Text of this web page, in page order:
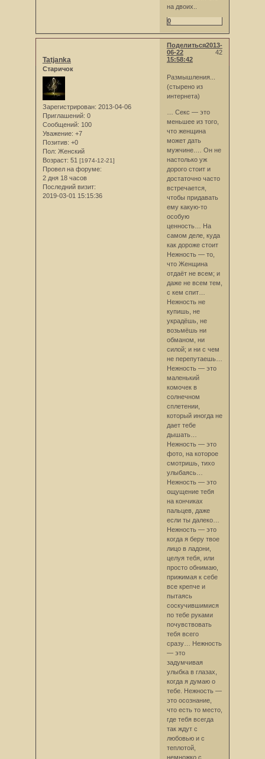
на двоих..
0
Поделиться
42
2013-
06-22
15:58:42
Tatjanka
Старичок
Зарегистрирован: 2013-04-06
Приглашений: 0
Сообщений: 100
Уважение: +7
Позитив: +0
Пол: Женский
Возраст: 51 [1974-12-21]
Провел на форуме:
2 дня 18 часов
Последний визит:
2019-03-01 15:15:36
Размышления...
(стырено из
интернета)
… Секс — это
меньшее из того,
что женщина
может дать
мужчине.… Он не
настолько уж
дорого стоит и
достаточно часто
встречается,
чтобы придавать
ему какую-то
особую
ценность… На
самом деле, куда
как дороже стоит
Нежность — то,
что Женщина
отдаёт не всем; и
даже не всем тем,
с кем спит…
Нежность не
купишь, не
украдёшь, не
возьмёшь ни
обманом, ни
силой; и ни с чем
не перепутаешь…
Нежность — это
маленький
комочек в
солнечном
сплетении,
который иногда не
дает тебе
дышать…
Нежность — это
фото, на которое
смотришь, тихо
улыбаясь…
Нежность — это
ощущение тебя
на кончиках
пальцев, даже
если ты далеко…
Нежность — это
когда я беру твое
лицо в ладони,
целуя тебя, или
просто обнимаю,
прижимая к себе
все крепче и
пытаясь
соскучившимися
по тебе руками
почувствовать
тебя всего
сразу… Нежность
— это
задумчивая
улыбка в глазах,
когда я думаю о
тебе. Нежность —
это осознание,
что есть то место,
где тебя всегда
так ждут с
любовью и с
теплотой,
немножко с